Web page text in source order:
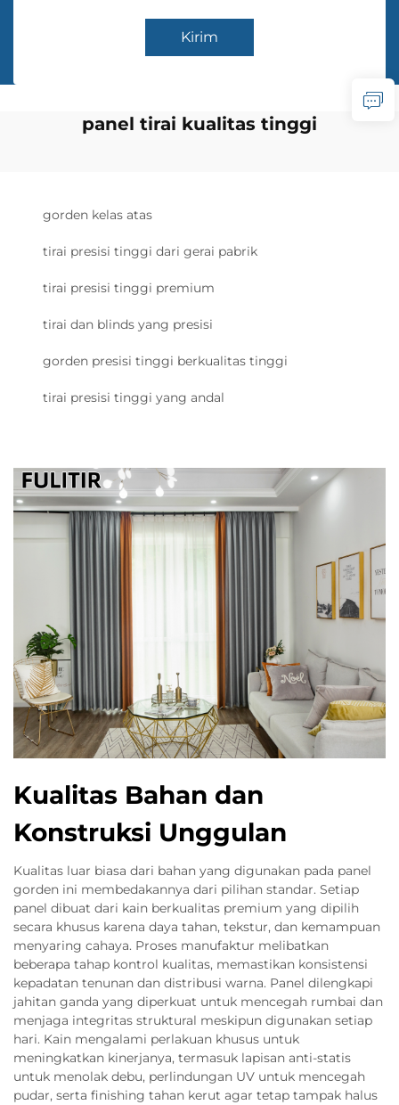
Kirim
panel tirai kualitas tinggi
gorden kelas atas
tirai presisi tinggi dari gerai pabrik
tirai presisi tinggi premium
tirai dan blinds yang presisi
gorden presisi tinggi berkualitas tinggi
tirai presisi tinggi yang andal
Kualitas Bahan dan
Konstruksi Unggulan
Kualitas luar biasa dari bahan yang digunakan pada panel
gorden ini membedakannya dari pilihan standar. Setiap
panel dibuat dari kain berkualitas premium yang dipilih
secara khusus karena daya tahan, tekstur, dan kemampuan
menyaring cahaya. Proses manufaktur melibatkan
beberapa tahap kontrol kualitas, memastikan konsistensi
kepadatan tenunan dan distribusi warna. Panel dilengkapi
jahitan ganda yang diperkuat untuk mencegah rumbai dan
menjaga integritas struktural meskipun digunakan setiap
hari. Kain mengalami perlakuan khusus untuk
meningkatkan kinerjanya, termasuk lapisan anti-statis
untuk menolak debu, perlindungan UV untuk mencegah
pudar, serta finishing tahan kerut agar tetap tampak halus